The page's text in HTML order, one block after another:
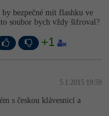
by bezpečné mít flashku ve
soubor bych vždy šifroval?
+1
5.1.2015 19:59
s českou klávesnicí a